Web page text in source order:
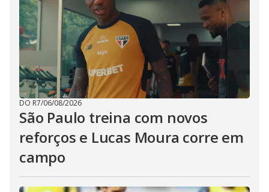
DO R7/06/08/2026
São Paulo treina com novos
reforços e Lucas Moura corre em
campo